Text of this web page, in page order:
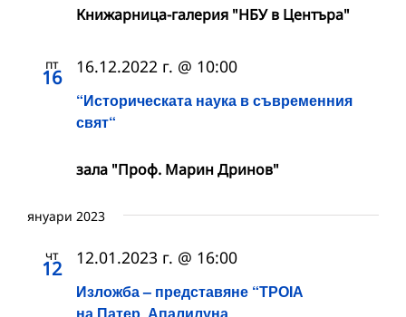
Книжарница-галерия "НБУ в Центъра"
пт
16
“Историческата наука в съвременния
свят“
16.12.2022 г. @ 10:00
зала "Проф. Марин Дринов"
януари 2023
чт
12
Изложба – представяне “ТРОIА
12.01.2023 г. @ 16:00